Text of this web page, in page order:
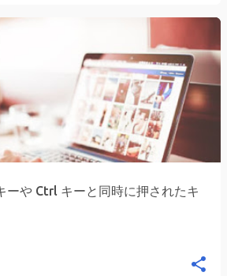
や Ctrl キーと同時に押されたキ